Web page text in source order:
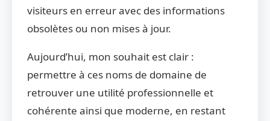
visiteurs en erreur avec des informations
obsolètes ou non mises à jour.
Aujourd’hui, mon souhait est clair :
permettre à ces noms de domaine de
retrouver une utilité professionnelle et
cohérente ainsi que moderne, en restant